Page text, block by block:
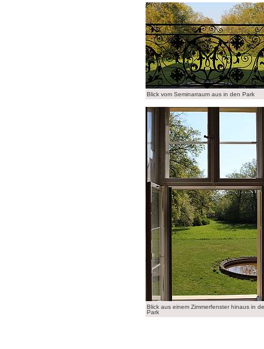
Blick vom Seminarraum aus in den Park
Blick aus einem Zimmerfenster hinaus in
Park